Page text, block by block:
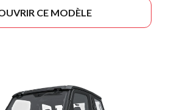
CE MODÈLE